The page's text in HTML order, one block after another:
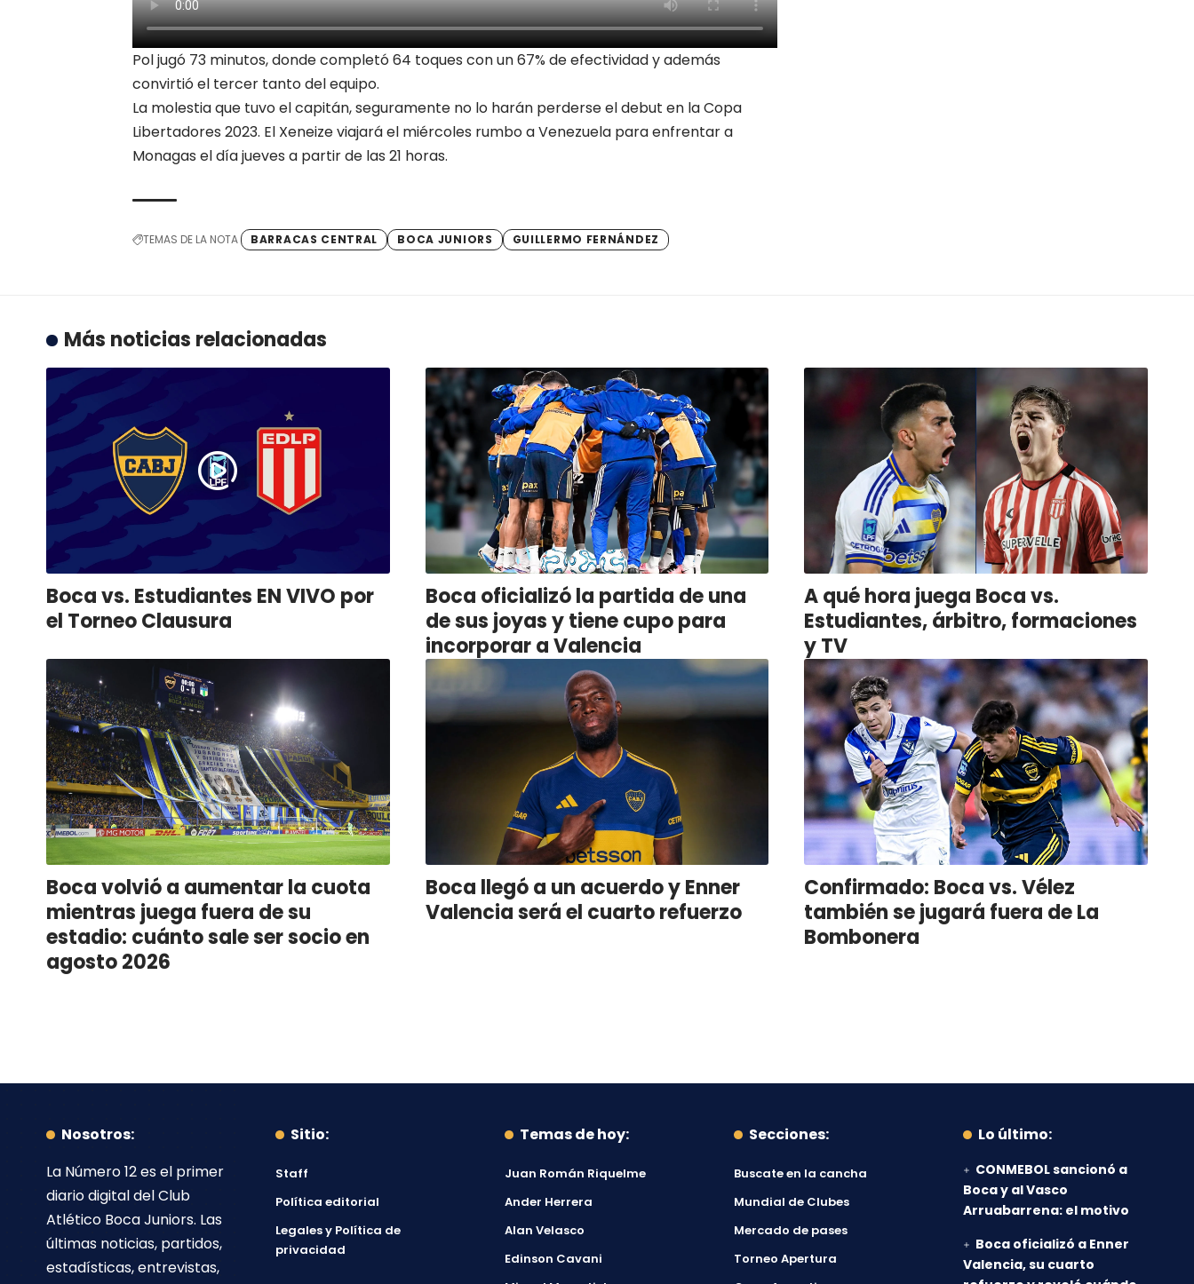
Pol jugó 73 minutos, donde completó 64 toques con un 67% de efectividad y además
convirtió el tercer tanto del equipo.
La molestia que tuvo el capitán, seguramente no lo harán perderse el debut en la Copa
Libertadores 2023. El Xeneize viajará el miércoles rumbo a Venezuela para enfrentar a
Monagas el día jueves a partir de las 21 horas.
TEMAS DE LA NOTA BARRACAS CENTRAL BOCA JUNIORS GUILLERMO FERNÁNDEZ
Más noticias relacionadas
Boca vs. Estudiantes EN VIVO por
el Torneo Clausura
Boca oficializó la partida de una
de sus joyas y tiene cupo para
incorporar a Valencia
A qué hora juega Boca vs.
Estudiantes, árbitro, formaciones
y TV
Boca volvió a aumentar la cuota
mientras juega fuera de su
estadio: cuánto sale ser socio en
agosto 2026
Boca llegó a un acuerdo y Enner
Valencia será el cuarto refuerzo
Confirmado: Boca vs. Vélez
también se jugará fuera de La
Bombonera
Nosotros:
La Número 12es el primer
diario digital delClub
Atlético Boca Juniors. Las
últimas noticias, partidos,
estadísticas, entrevistas,
Sitio:
Staff
Política editorial
Legales y Política de
privacidad
Temas de hoy:
Juan Román Riquelme
Ander Herrera
Alan Velasco
Edinson Cavani
Secciones:
Buscate en la cancha
Mundial de Clubes
Mercado de pases
Torneo Apertura
Lo último:
CONMEBOL sancionó a
Boca y al Vasco
Arruabarrena: el motivo
Boca oficializó a Enner
Valencia, su cuarto